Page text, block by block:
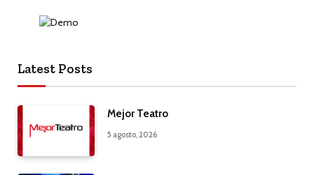
Latest Posts
Mejor Teatro
5 agosto, 2026